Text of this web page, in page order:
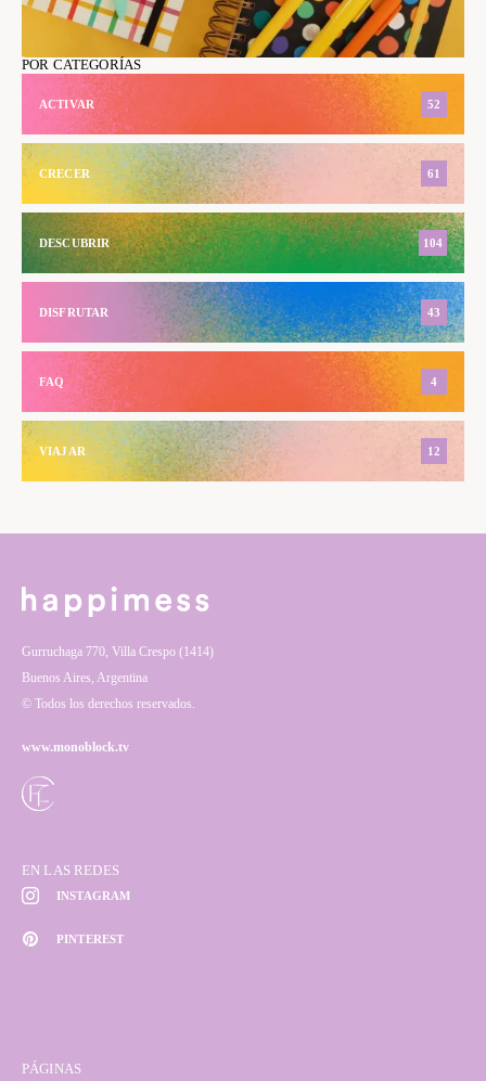
POR CATEGORÍAS
ACTIVAR 52
CRECER 61
DESCUBRIR 104
DISFRUTAR 43
FAQ 4
VIAJAR 12
Gurruchaga 770, Villa Crespo (1414)
Buenos Aires, Argentina
© Todos los derechos reservados.
www.monoblock.tv
EN LAS REDES
INSTAGRAM
PINTEREST
PÁGINAS